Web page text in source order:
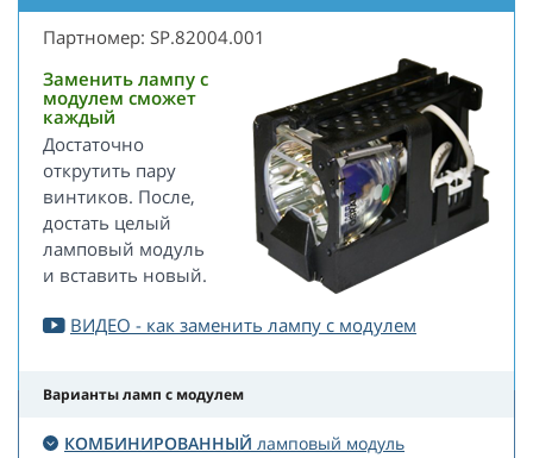
Партномер: SP.82004.001
Заменить лампу с
модулем сможет
каждый
Достаточно
открутить пару
винтиков. После,
достать целый
ламповый модуль
и вставить новый.
ВИДЕО - как заменить лампу с модулем
Варианты ламп с модулем
КОМБИНИРОВАННЫЙ ламповый модуль